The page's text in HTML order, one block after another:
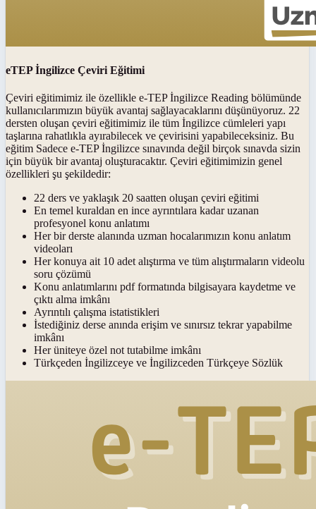
eTEP İngilizce Çeviri Eğitimi
Çeviri eğitimimiz ile özellikle e-TEP İngilizce Reading bölümünde
kullanıcılarımızın büyük avantaj sağlayacaklarını düşünüyoruz. 22
dersten oluşan çeviri eğitimimiz ile tüm İngilizce cümleleri yapı
taşlarına rahatlıkla ayırabilecek ve çevirisini yapabileceksiniz. Bu
eğitim Sadece e-TEP İngilizce sınavında değil birçok sınavda sizin
için büyük bir avantaj oluşturacaktır. Çeviri eğitimimizin genel
özellikleri şu şekildedir:
22 ders ve yaklaşık 20 saatten oluşan çeviri eğitimi
En temel kuraldan en ince ayrıntılara kadar uzanan
profesyonel konu anlatımı
Her bir derste alanında uzman hocalarımızın konu anlatım
videoları
Her konuya ait 10 adet alıştırma ve tüm alıştırmaların videolu
soru çözümü
Konu anlatımlarını pdf formatında bilgisayara kaydetme ve
çıktı alma imkânı
Ayrıntılı çalışma istatistikleri
İstediğiniz derse anında erişim ve sınırsız tekrar yapabilme
imkânı
Her üniteye özel not tutabilme imkânı
Türkçeden İngilizceye ve İngilizceden Türkçeye Sözlük